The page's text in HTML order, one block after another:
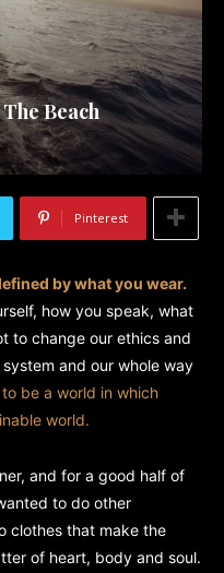
Beach
Pinterest
by what you wear.
how you speak, what
to change our ethics and
and our whole way
be a world in which
world.
and for a good half of
to do other
clothes that make the
of heart, body and soul.